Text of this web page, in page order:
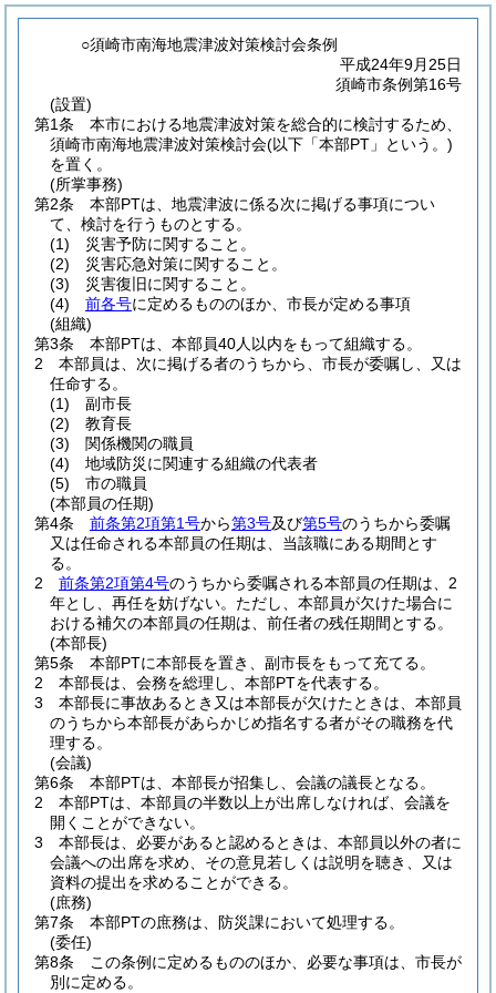
○須崎市南海地震津波対策検討会条例
平成24年9月25日
須崎市条例第16号
(設置)
第1条
本市における地震津波対策を総合的に検討するため、
須崎市南海地震津波対策検討会(以下「本部PT」という。)
を置く。
(所掌事務)
第2条
本部PTは、地震津波に係る次に掲げる事項につい
て、検討を行うものとする。
(1)
災害予防に関すること。
(2)
災害応急対策に関すること。
(3)
災害復旧に関すること。
(4)
前各号に定めるもののほか、市長が定める事項
(組織)
第3条
本部PTは、本部員40人以内をもって組織する。
2
本部員は、次に掲げる者のうちから、市長が委嘱し、又は
任命する。
(1)
副市長
(2)
教育長
(3)
関係機関の職員
(4)
地域防災に関連する組織の代表者
(5)
市の職員
(本部員の任期)
第4条
前条第2項第1号から第3号及び第5号のうちから委嘱
又は任命される本部員の任期は、当該職にある期間とす
る。
2
前条第2項第4号のうちから委嘱される本部員の任期は、2
年とし、再任を妨げない。 ただし、本部員が欠けた場合に
おける補欠の本部員の任期は、前任者の残任期間とする。
(本部長)
第5条
本部PTに本部長を置き、副市長をもって充てる。
2
本部長は、会務を総理し、本部PTを代表する。
3
本部長に事故あるとき又は本部長が欠けたときは、本部員
のうちから本部長があらかじめ指名する者がその職務を代
理する。
(会議)
第6条
本部PTは、本部長が招集し、会議の議長となる。
2
本部PTは、本部員の半数以上が出席しなければ、会議を
開くことができない。
3
本部長は、必要があると認めるときは、本部員以外の者に
会議への出席を求め、その意見若しくは説明を聴き、又は
資料の提出を求めることができる。
(庶務)
第7条
本部PTの庶務は、防災課において処理する。
(委任)
第8条
この条例に定めるもののほか、必要な事項は、市長が
別に定める。